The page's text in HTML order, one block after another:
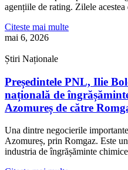
agențiile de rating. Zilele
Citeste mai multe
mai 6, 2026
Știri Naționale
Președintele PNL, Ilie
națională de
Azomureș de către
Una dintre negocierile
Azomureș, prin Romgaz. Este
industria de îngrășăminte